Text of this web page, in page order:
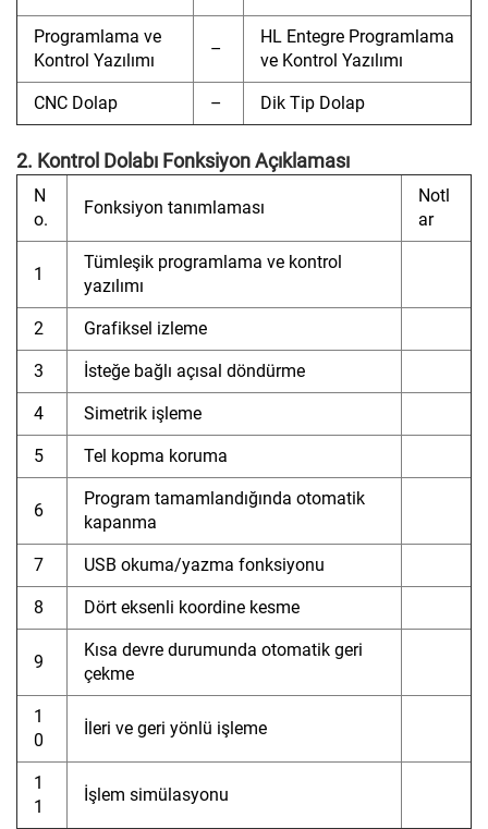
Programlama ve
Kontrol Yazılımı
–
HL Entegre Programlama
ve Kontrol Yazılımı
CNC Dolap – Dik Tip Dolap
2. Kontrol Dolabı Fonksiyon Açıklaması
N
o.
Fonksiyon tanımlaması
Notl
ar
1
Tümleşik programlama ve kontrol
yazılımı
2 Grafiksel izleme
3 İsteğe bağlı açısal döndürme
4 Simetrik işleme
5 Tel kopma koruma
6
Program tamamlandığında otomatik
kapanma
7 USB okuma/yazma fonksiyonu
8 Dört eksenli koordine kesme
9
Kısa devre durumunda otomatik geri
çekme
1
0
İleri ve geri yönlü işleme
1
1
İşlem simülasyonu